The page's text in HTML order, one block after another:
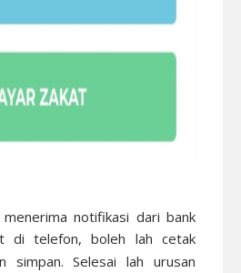
notifikasi dari bank
di telefon, boleh lah cetak
simpan. Selesai lah urusan